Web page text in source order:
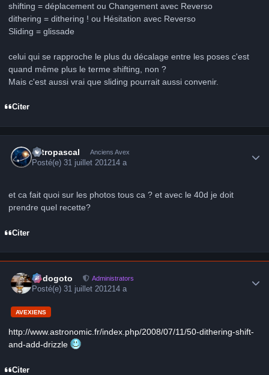
shifting = déplacement ou Changement avec Reverso
dithering = dithering ! ou Hésitation avec Reverso
Sliding = glissade
celui qui se rapproche le plus du décalage entre les poses c'est
quand même plus le terme shifting, non ?
Mais c'est aussi vrai que sliding pourrait aussi convenir.
Citer
astropascal Anciens Avex
Posté(e)31 juillet 201214 a
et ca fait quoi sur les photos tous ca ? et avec le 40d je doit
prendre quel recette?
Citer
frédogoto Administrators
Posté(e)31 juillet 201214 a
AVEXIENS
http://www.astronomic.fr/index.php/2008/07/11/50-dithering-shift-
and-add-drizzle
Citer